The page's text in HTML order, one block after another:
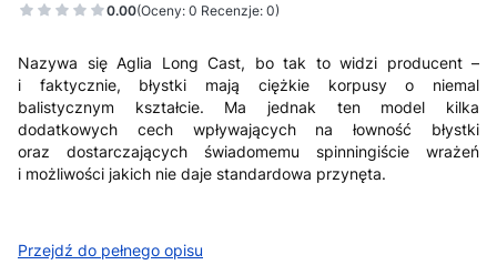
0.00(Oceny: 0 Recenzje: 0)
Nazywa się Aglia Long Cast, bo tak to widzi producent –
i faktycznie, błystki mają ciężkie korpusy o niemal
balistycznym kształcie. Ma jednak ten model kilka
dodatkowych cech wpływających na łowność błystki
oraz dostarczających świadomemu spinningiście wrażeń
i możliwości jakich nie daje standardowa przynęta.
Przejdź do pełnego opisu